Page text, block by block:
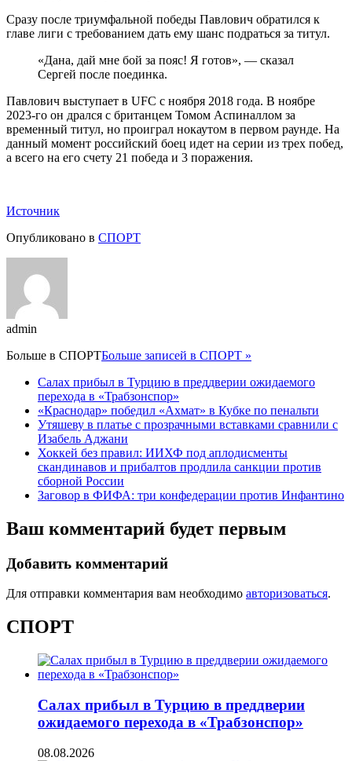
Сразу после триумфальной победы Павлович обратился к
главе лиги с требованием дать ему шанс подраться за титул.
«Дана, дай мне бой за пояс! Я готов», — сказал
Сергей после поединка.
Павлович выступает в UFC с ноября 2018 года. В ноябре
2023-го он дрался с британцем Томом Аспиналлом за
временный титул, но проиграл нокаутом в первом раунде. На
данный момент российский боец идет на серии из трех побед,
а всего на его счету 21 победа и 3 поражения.
Источник
Опубликовано в СПОРТ
admin
Больше в СПОРТБольше записей в СПОРТ »
Салах прибыл в Турцию в преддверии ожидаемого
перехода в «Трабзонспор»
«Краснодар» победил «Ахмат» в Кубке по пенальти
Утяшеву в платье с прозрачными вставками сравнили с
Изабель Аджани
Хоккей без правил: ИИХФ под аплодисменты
скандинавов и прибалтов продлила санкции против
сборной России
Заговор в ФИФА: три конфедерации против Инфантино
Ваш комментарий будет первым
Добавить комментарий
Для отправки комментария вам необходимо авторизоваться.
СПОРТ
Салах прибыл в Турцию в преддверии
ожидаемого перехода в «Трабзонспор»
08.08.2026